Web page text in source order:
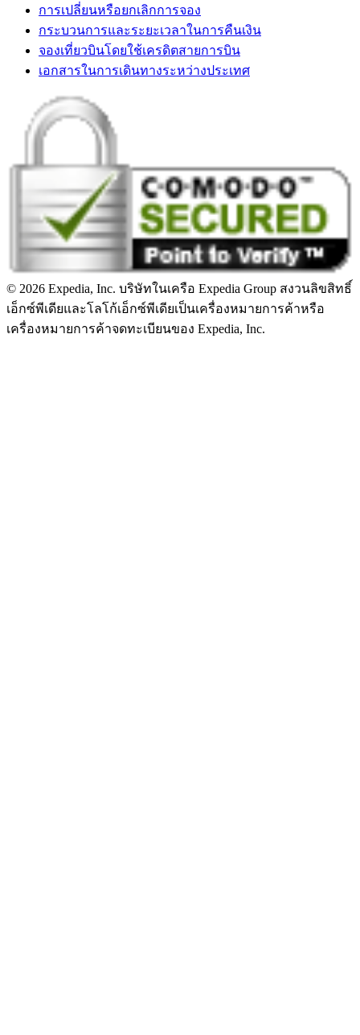
การเปลี่ยนหรือยกเลิกการจอง
กระบวนการและระยะเวลาในการคืนเงิน
จองเที่ยวบินโดยใช้เครดิตสายการบิน
เอกสารในการเดินทางระหว่างประเทศ
© 2026 Expedia, Inc. บริษัทในเครือ Expedia Group สงวนลิขสิทธิ์
เอ็กซ์พีเดียและโลโก้เอ็กซ์พีเดียเป็นเครื่องหมายการค้าหรือ
เครื่องหมายการค้าจดทะเบียนของ Expedia, Inc.